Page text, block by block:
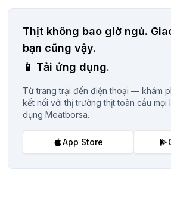
Thịt không bao giờ ngủ.
bạn cũng vậy.
📱 Tải ứng dụng.
Từ trang trại đến điện thoại — khám
kết nối với thị trường thịt toàn cầu mọi
dụng Meatborsa.
App Store